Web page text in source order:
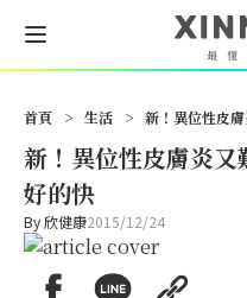
首頁 > 生活 > 新！異位性皮
新！異位性皮膚炎
好的快
By欣健康2015/12/24